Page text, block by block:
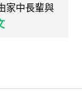
家中長輩與